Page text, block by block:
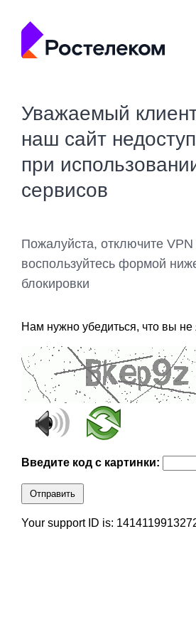
Уважаемый
наш сайт
при
сервисов
Пожалуйста, отключите VPN
воспользуйтесь формой
блокировки
Нам нужно убедиться, что вы не
Введите код с картинки:
Отправить
Your support ID is: